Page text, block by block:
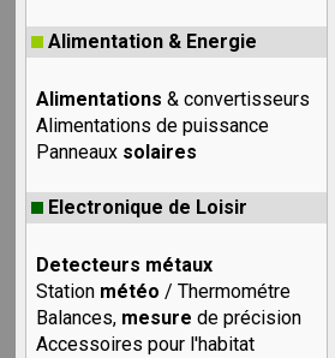
Alimentation & Energie
Alimentations & convertisseurs
Alimentations de puissance
Panneaux solaires
Electronique de Loisir
Detecteurs métaux
Station météo / Thermométre
Balances, mesure de précision
Accessoires pour l'habitat